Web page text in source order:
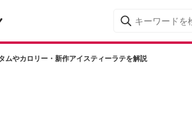
ムやカロリー・新作アイスティーラテを解説